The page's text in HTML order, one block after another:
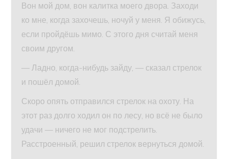
Вон мой дом, вон калитка моего двора. Заходи
ко мне, когда захочешь, ночуй у меня. Я обижусь,
если пройдёшь мимо. С этого дня считай меня
своим другом.
— Ладно, когда-нибудь зайду, — сказал стрелок
и пошёл домой.
Скоро опять отправился стрелок на охоту. На
этот раз долго ходил он по лесу, но всё не было
удачи — ничего не мог подстрелить.
Расстроенный, решил стрелок вернуться домой.